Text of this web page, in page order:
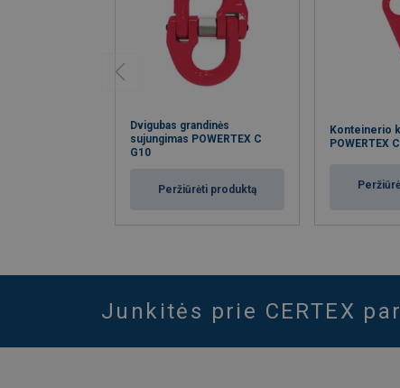
Dvigubas grandinės
sujungimas POWERTEX C
G10
Peržiūrėti produktą
Konteinerio
POWERTEX
Junkitės prie CERTEX